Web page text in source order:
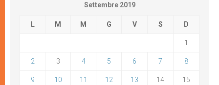
Settembre 2019
L M M G V S D
1
2 3 4 5 6 7 8
9 10 11 12 13 14 15